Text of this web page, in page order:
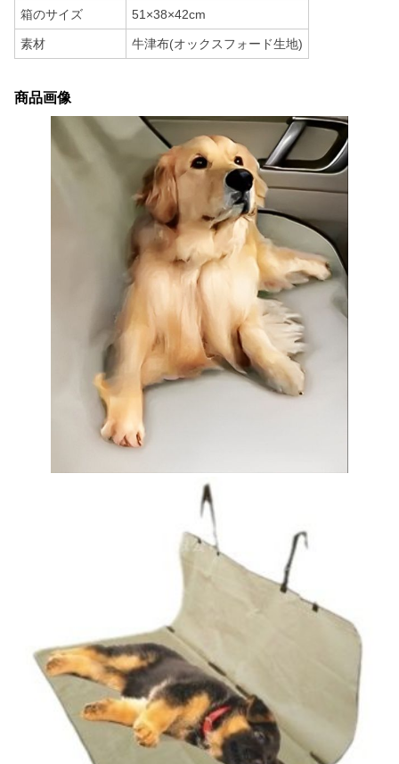
箱のサイズ 51×38×42cm
素材 牛津布(オックスフォード生地)
商品画像